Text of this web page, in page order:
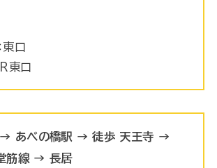
東口
東口
→ あべの橋駅 → 徒歩 天王寺 →
筋線 → 長居